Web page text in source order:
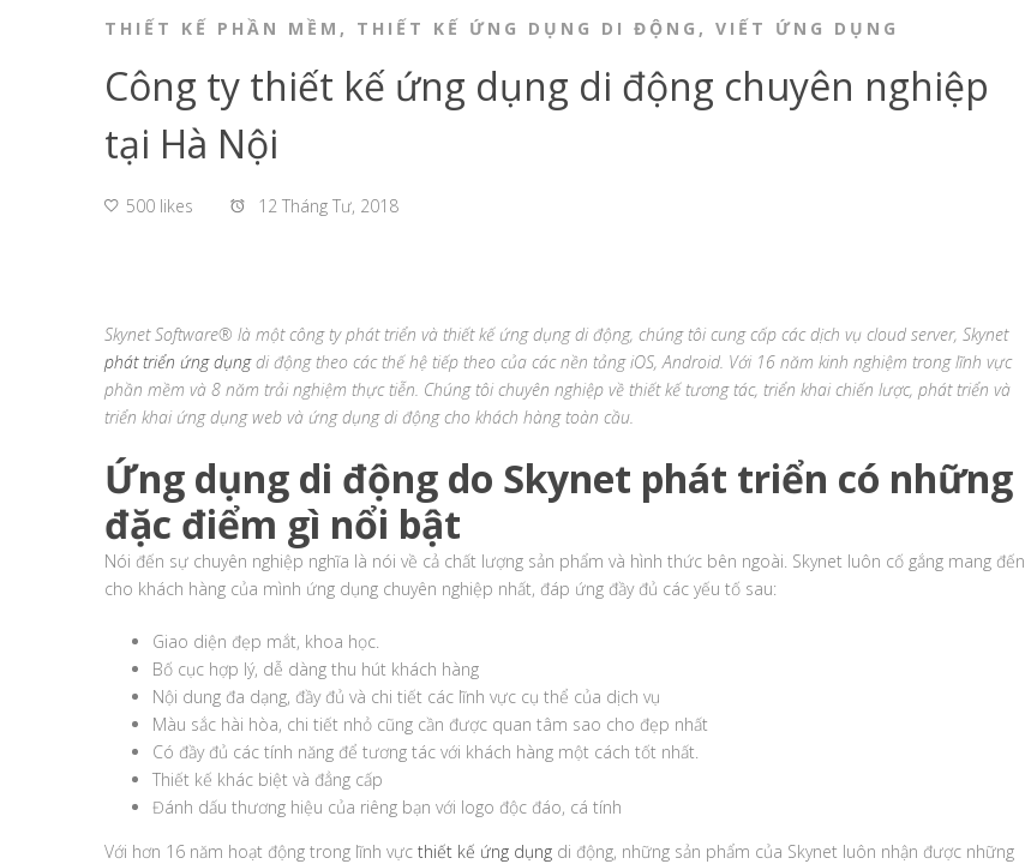
THIẾT KẾ PHẦN MỀM , THIẾT KẾ ỨNG DỤNG DI ĐỘNG , VIẾT ỨNG DỤNG
Công ty thiết kế ứng dụng di động chuyên nghiệp
tại Hà Nội
500 likes 12 Tháng Tư, 2018
Skynet Software® là một công ty phát triển và thiết kế ứng dụng di động, chúng tôi cung cấp các dịch vụ cloud server, Skynet
phát triển ứng dụngdi động theo các thế hệ tiếp theo của các nền tảng iOS, Android. Với 16 năm kinh nghiệm trong lĩnh vực
phần mềm và 8 năm trải nghiệm thực tiễn. Chúng tôi chuyên nghiệp về thiết kế tương tác, triển khai chiến lược, phát triển và
triển khai ứng dụng web và ứng dụng di động cho khách hàng toàn cầu.
Ứng dụng di động do Skynet phát triển có những
đặc điểm gì nổi bật
Nói đến sự chuyên nghiệp nghĩa là nói về cả chất lượng sản phẩm và hình thức bên ngoài. Skynet luôn cố gắng mang đến
cho khách hàng của mình ứng dụng chuyên nghiệp nhất, đáp ứng đầy đủ các yếu tố sau:
Giao diện đẹp mắt, khoa học.
Bố cục hợp lý, dễ dàng thu hút khách hàng
Nội dung đa dạng, đầy đủ và chi tiết các lĩnh vực cụ thể của dịch vụ
Màu sắc hài hòa, chi tiết nhỏ cũng cần được quan tâm sao cho đẹp nhất
Có đầy đủ các tính năng để tương tác với khách hàng một cách tốt nhất.
Thiết kế khác biệt và đẳng cấp
Đánh dấu thương hiệu của riêng bạn với logo độc đáo, cá tính
Với hơn 16 năm hoạt động trong lĩnh vực thiết kế ứng dụng di động, những sản phẩm của Skynet luôn nhận được những